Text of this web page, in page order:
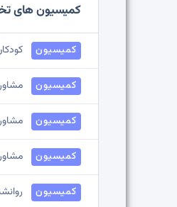
کمیسیون های
کمیسیون
کمیسیون
کمیسیون
کمیسیون
کمیسیون